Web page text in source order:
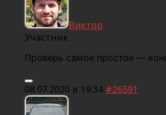
Виктор
Участник
Проверь самое простое —
08.07.2020 в 19:34 #26591